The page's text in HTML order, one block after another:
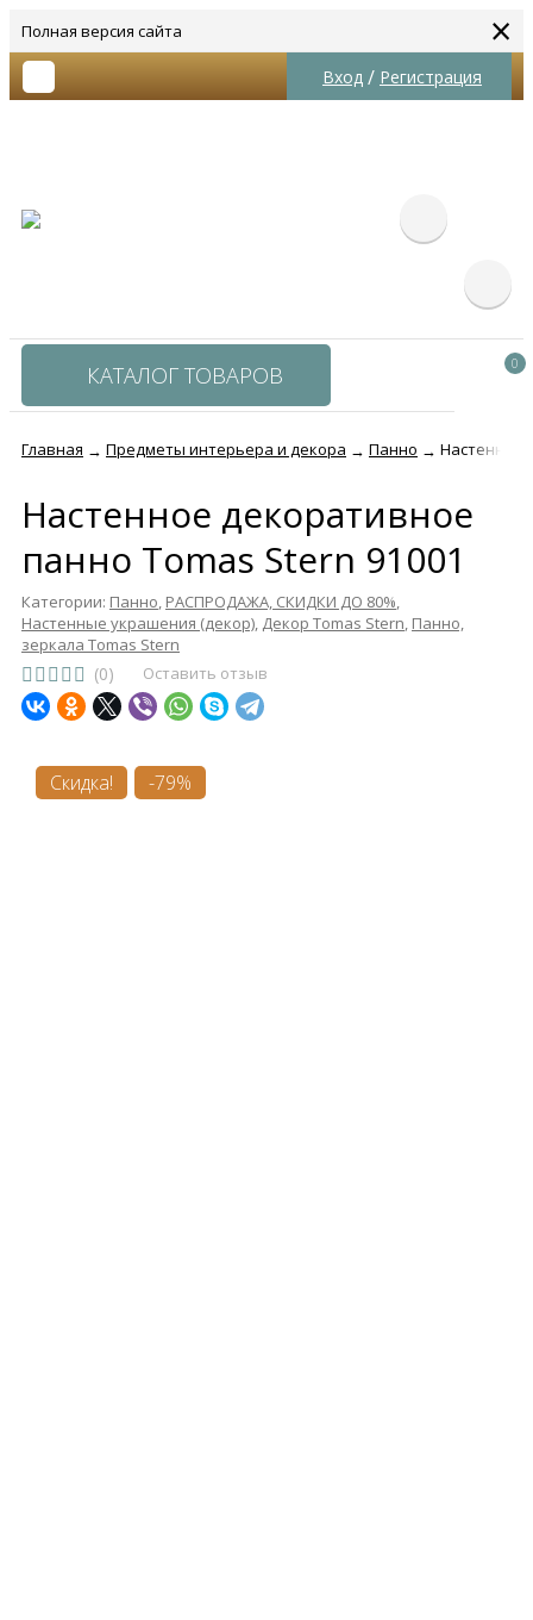
Полная версия сайта ×
Вход / Регистрация
КАТАЛОГ ТОВАРОВ 0
Главная → Предметы интерьера и декора → Панно → Настенное
Настенное декоративное
панно Tomas Stern 91001
Категории: Панно, РАСПРОДАЖА, СКИДКИ ДО 80%,
Настенные украшения (декор), Декор Tomas Stern, Панно,
зеркала Tomas Stern
(0) Оставить отзыв
Скидка! -79%